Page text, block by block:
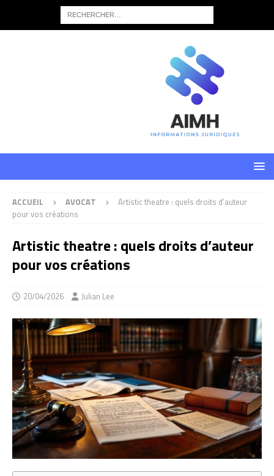
ACCUEIL AVOCAT
Artistic theatre : quels droits d’auteur
pour vos créations
Artistic theatre : quels droits d’auteur
pour vos créations
20/04/2026 Julian Lee